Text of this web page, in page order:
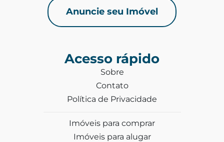
Anuncie seu Imóvel
Acesso rápido
Sobre
Contato
Política de Privacidade
Imóveis para comprar
Imóveis para alugar